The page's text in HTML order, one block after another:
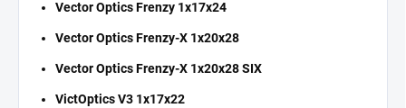
Vector Optics Frenzy 1x17x24
Vector Optics Frenzy-X 1x20x28
Vector Optics Frenzy-X 1x20x28 SIX
VictOptics V3 1x17x22